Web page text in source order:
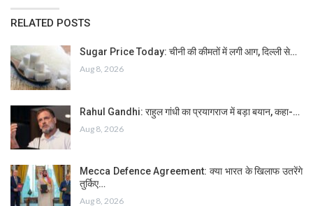
RELATED POSTS
Sugar Price Today: चीनी की कीमतों में लगी आग, दिल्ली से…
Aug 8, 2026
Rahul Gandhi: राहुल गांधी का प्रयागराज में बड़ा बयान, कहा-…
Aug 8, 2026
Mecca Defence Agreement: क्या भारत के खिलाफ उतरेंगे
तुर्किए…
Aug 8, 2026